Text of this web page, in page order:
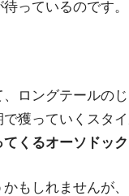
っているのです。
ロングテールの
獲っていくスタ
くるオーソドッ
もしれませんが